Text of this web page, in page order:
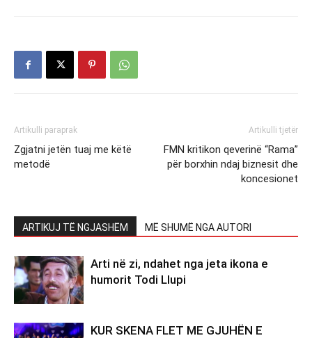
Artikulli paraprak
Zgjatni jetën tuaj me këtë
metodë
Artikulli tjetër
FMN kritikon qeverinë “Rama”
për borxhin ndaj biznesit dhe
koncesionet
ARTIKUJ TË NGJASHËM MË SHUMË NGA AUTORI
Arti në zi, ndahet nga jeta ikona e
humorit Todi Llupi
KUR SKENA FLET ME GJUHËN E